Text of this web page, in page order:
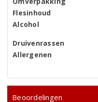
Flesinhoud
Alcohol
Druivenrassen
Allergenen
Beoordelingen